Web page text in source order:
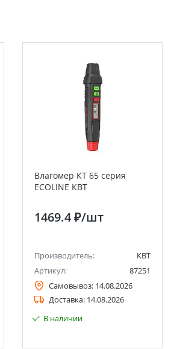
Влагомер КТ 65 серия
ECOLINE КВТ
1469.4 ₽/шт
Производитель:
КВТ
Артикул:
87251
Самовывоз: 14.08.2026
Доставка: 14.08.2026
В наличии